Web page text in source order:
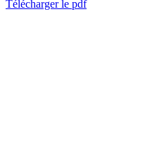
Télécharger le pdf